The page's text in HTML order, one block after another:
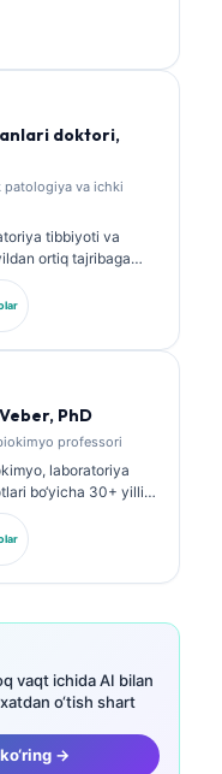
aniqligi bo‘yicha
Klein biomarkerlar
bo‘yicha nashrlar
doktori,
va ichki
tibbiyoti va
ortiq tajribaga
klinik patolog.
biomarker
PhD
professori
laboratoriya
bo‘yicha 30+ yillik
biokimyo jamiyatining
panellar tahlili,
va AI yordamidagi
vaqt ichida AI bilan
o‘tish shart
→